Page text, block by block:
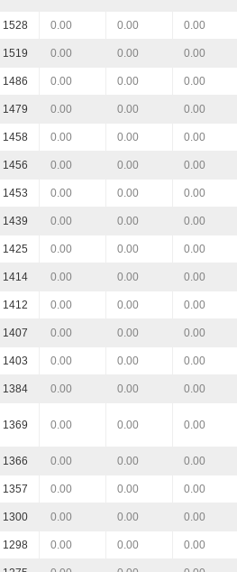
1528 0.00 0.00 0.00
1519 0.00 0.00 0.00
1486 0.00 0.00 0.00
1479 0.00 0.00 0.00
1458 0.00 0.00 0.00
1456 0.00 0.00 0.00
1453 0.00 0.00 0.00
1439 0.00 0.00 0.00
1425 0.00 0.00 0.00
1414 0.00 0.00 0.00
1412 0.00 0.00 0.00
1407 0.00 0.00 0.00
1403 0.00 0.00 0.00
1384 0.00 0.00 0.00
1369 0.00 0.00 0.00
1366 0.00 0.00 0.00
1357 0.00 0.00 0.00
1300 0.00 0.00 0.00
1298 0.00 0.00 0.00